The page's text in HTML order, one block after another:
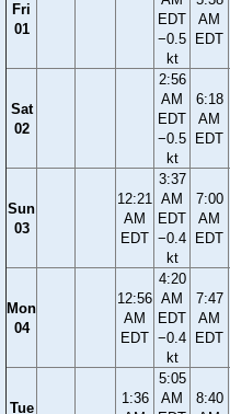
Fri
01
EDT
−0.5
kt
AM
EDT
Sat
02
2:56
AM
EDT
−0.5
kt
6:18
AM
EDT
Sun
03
12:21
AM
EDT
3:37
AM
EDT
−0.4
kt
7:00
AM
EDT
Mon
04
12:56
AM
EDT
4:20
AM
EDT
−0.4
kt
7:47
AM
EDT
Tue
1:36
5:05
AM
8:40